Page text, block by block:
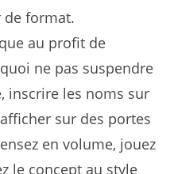
de format.
au profit de
ne pas suspendre
inscrire les noms sur
sur des portes
en volume, jouez
le concept au style